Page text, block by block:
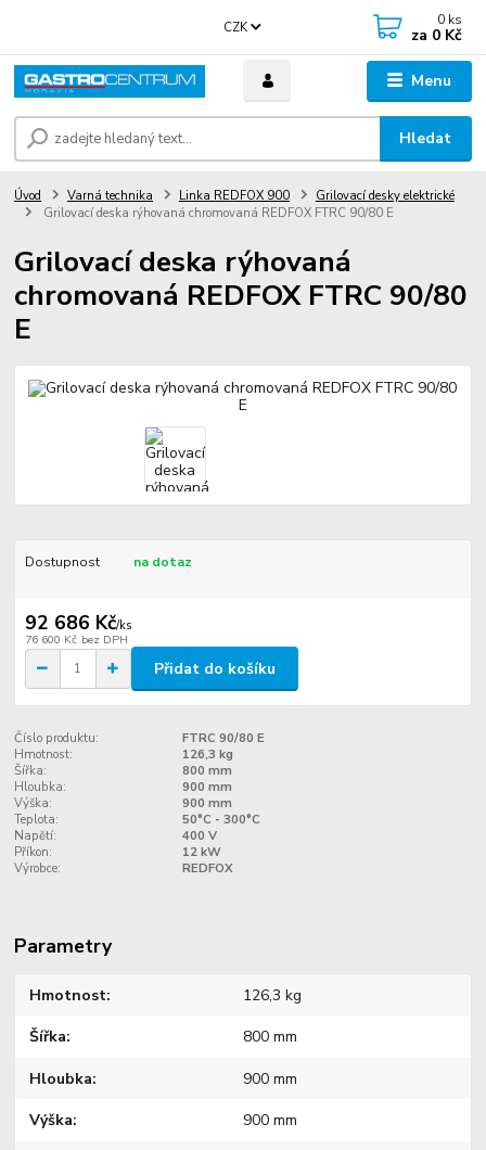
Menu
CZK
Hledat
0 ks
za 0 Kč
Úvod Varná technika Linka REDFOX 900
Grilovací desky elektrické
Grilovací deska rýhovaná chromovaná REDFOX FTRC 90/80 E
Grilovací deska rýhovaná
chromovaná REDFOX FTRC 90/80
E
Dostupnost na dotaz
92 686 Kč/ks
76 600 Kč bez DPH
Přidat do košíku
Číslo produktu:
FTRC 90/80 E
Hmotnost:
126,3 kg
Šířka:
800 mm
Hloubka:
900 mm
Výška:
900 mm
Teplota:
50°C - 300°C
Napětí:
400 V
Příkon:
12 kW
Výrobce:
REDFOX
Parametry
Hmotnost 126,3 kg
Šířka 800 mm
Hloubka 900 mm
Výška 900 mm